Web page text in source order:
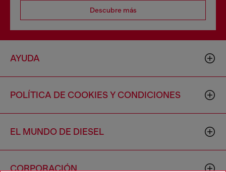
Descubre más
AYUDA
POLÍTICA DE COOKIES Y CONDICIONES
EL MUNDO DE DIESEL
CORPORACIÓN